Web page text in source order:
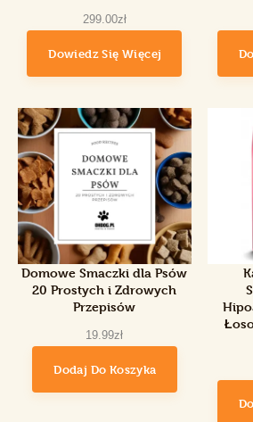
299. 00zł
Dowiedz Się Więcej
Domowe Smaczki dla Psów
20 Prostych i Zdrowych
Przepisów
19 .99zł
Dodaj Do Koszyka